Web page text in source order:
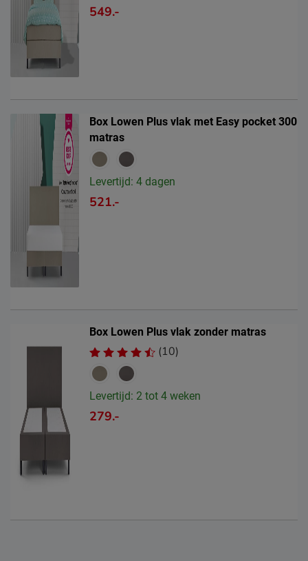
549.-
Box Lowen Plus vlak met Easy pocket 300
matras
Levertijd: 4 dagen
521.-
Box Lowen Plus vlak zonder matras
(10)
Levertijd: 2 tot 4 weken
279.-